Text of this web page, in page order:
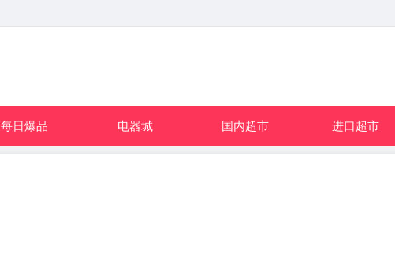
每日爆品 电器城 国内超市 进口超市